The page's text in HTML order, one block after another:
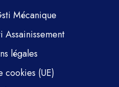
Mécanique
Assainissement
légales
cookies (UE)